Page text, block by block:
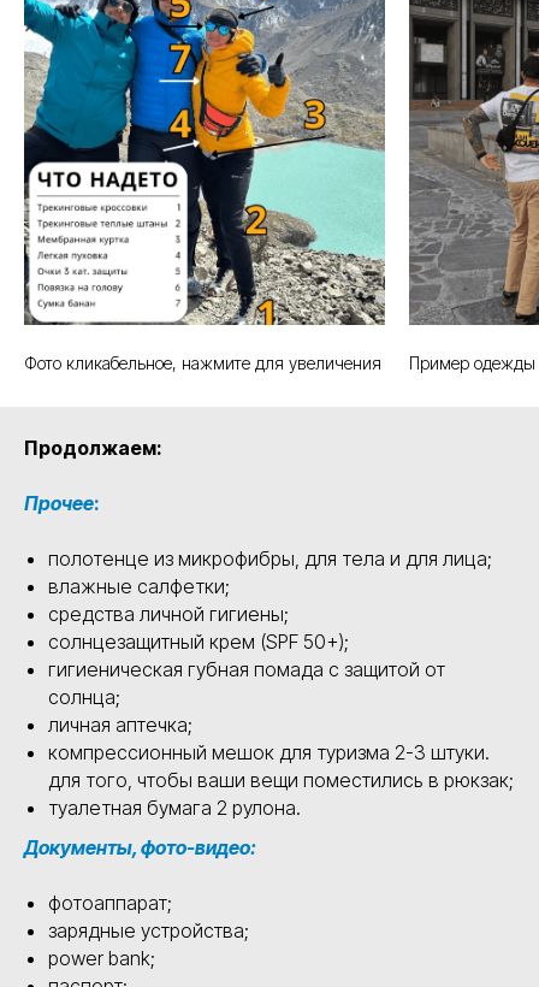
Фото кликабельное, нажмите для увеличения Пример одежды
Продолжаем:
Прочее:
полотенце из микрофибры, для тела и для лица;
влажные салфетки;
средства личной гигиены;
солнцезащитный крем (SPF 50+);
гигиеническая губная помада с защитой от
солнца;
личная аптечка;
компрессионный мешок для туризма 2-3 штуки.
для того, чтобы ваши вещи поместились в рюкзак;
туалетная бумага 2 рулона.
Документы, фото-видео:
фотоаппарат;
зарядные устройства;
power bank;